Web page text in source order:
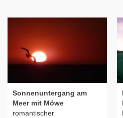
Sonnenuntergang am
Meer mit Möwe
romantischer